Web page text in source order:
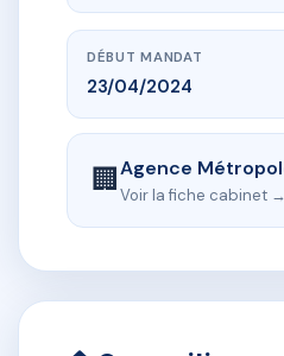
DÉBUT MANDAT
23/04/2024
🏢Agence
Voir la fiche cabinet →